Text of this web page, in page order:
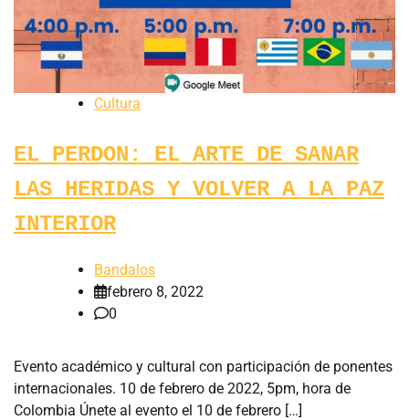
Cultura
EL PERDON: EL ARTE DE SANAR
LAS HERIDAS Y VOLVER A LA PAZ
INTERIOR
Bandalos
febrero 8, 2022
0
Evento académico y cultural con participación de ponentes
internacionales. 10 de febrero de 2022, 5pm, hora de
Colombia Únete al evento el 10 de febrero […]